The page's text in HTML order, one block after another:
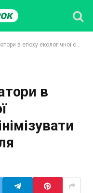
свідомості: як мінімізувати вплив на довкілля
в